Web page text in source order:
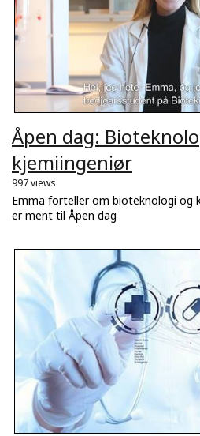
Åpen dag:
kjemiingeniør
997 views
Emma forteller om bioteknologi og
er ment til Åpen dag